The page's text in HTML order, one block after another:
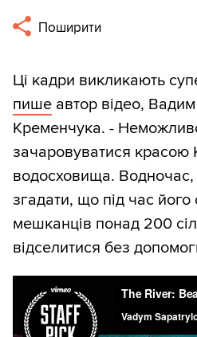
Поширити
Ці кадри викликають
пише автор відео,
Кременчука. -
зачаровуватися красою
водосховища.
згадати, що під час його
мешканців понад 200
відселитися без